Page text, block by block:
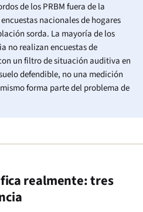
de los PRBM fuera de la
nacionales de hogares
sorda. La mayoría de los
no realizan encuestas de
un filtro de situación auditiva en
defendible, no una medición
forma parte del problema de
realmente: tres